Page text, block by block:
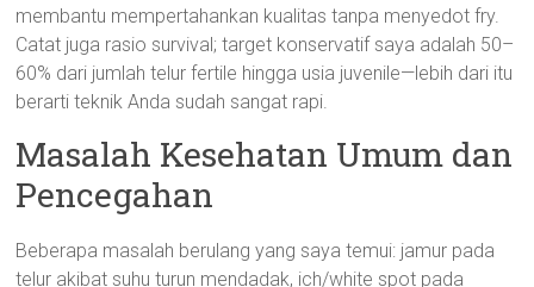
membantu mempertahankan kualitas tanpa menyedot fry.
Catat juga rasio survival; target konservatif saya adalah 50–
60% dari jumlah telur fertile hingga usia juvenile—lebih dari itu
berarti teknik Anda sudah sangat rapi.
Masalah Kesehatan Umum dan
Pencegahan
Beberapa masalah berulang yang saya temui: jamur pada
telur akibat suhu turun mendadak, ich/white spot pada